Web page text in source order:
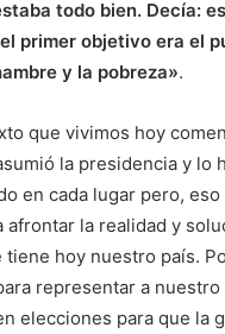
todo bien. Decía:
primer objetivo era el
y la pobreza».
que vivimos hoy
la presidencia y lo
en cada lugar pero,
afrontar la realidad y
tiene hoy nuestro país.
representar a nuestro
elecciones para que la